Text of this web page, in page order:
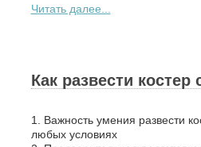
Читать далее...
Как развести костер
1. Важность умения развести
любых условиях